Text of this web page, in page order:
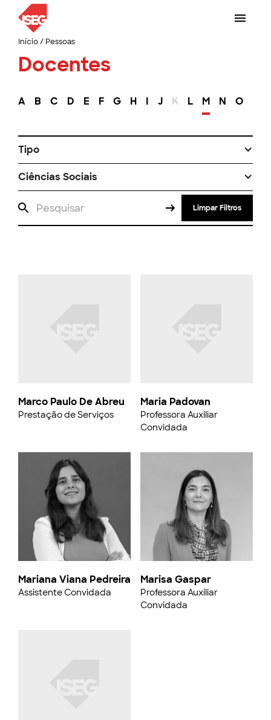
Início/ Pessoas
Docentes
A B C D E F G H I J K L M N O
Tipo
Ciências Sociais
Limpar Filtros
Marco Paulo De Abreu
Prestação de Serviços
Mariana Viana Pedreira
Assistente Convidada
Maria Padovan
Professora Auxiliar
Convidada
Marisa Gaspar
Professora Auxiliar
Convidada